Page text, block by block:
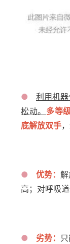
● 利用机器
松动。 多等
底解放双手
● 优势：
高；对呼吸
● 劣势：